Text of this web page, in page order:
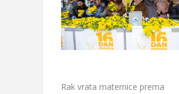
Rak vrata maternice prema